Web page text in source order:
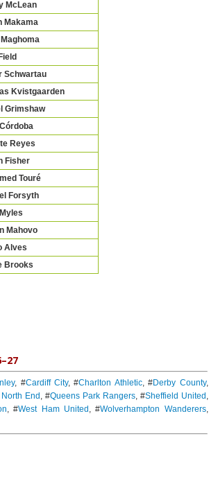
McLean
Makama
Schwartau
Kvistgaarden
Grimshaw
Reyes
Fisher
Touré
Forsyth
Mahovo
Alves
Brooks
, #Cardiff City, #Charlton Athletic, #Derby County,
End , #Queens Park Rangers, #Sheffield United ,
, #West Ham United , #Wolverhampton Wanderers,